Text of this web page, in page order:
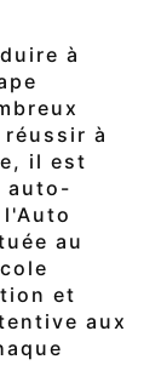
à
à
il est
auto-
au
et
aux